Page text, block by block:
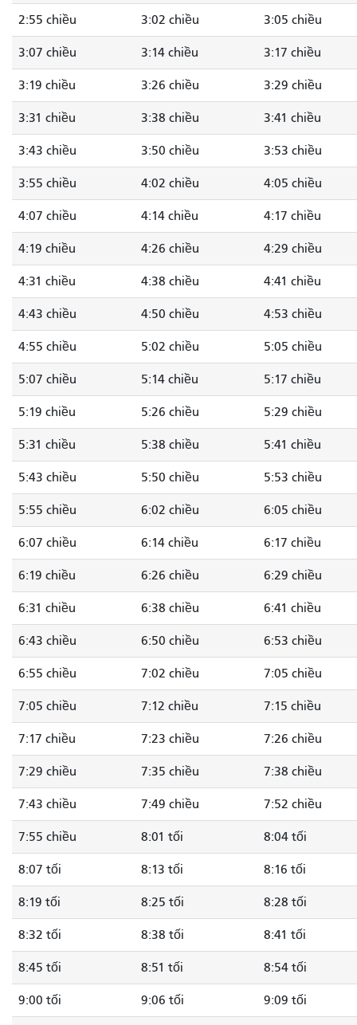
2:55 chiều 3:02 chiều 3:05 chiều
3:07 chiều 3:14 chiều 3:17 chiều
3:19 chiều 3:26 chiều 3:29 chiều
3:31 chiều 3:38 chiều 3:41 chiều
3:43 chiều 3:50 chiều 3:53 chiều
3:55 chiều 4:02 chiều 4:05 chiều
4:07 chiều 4:14 chiều 4:17 chiều
4:19 chiều 4:26 chiều 4:29 chiều
4:31 chiều 4:38 chiều 4:41 chiều
4:43 chiều 4:50 chiều 4:53 chiều
4:55 chiều 5:02 chiều 5:05 chiều
5:07 chiều 5:14 chiều 5:17 chiều
5:19 chiều 5:26 chiều 5:29 chiều
5:31 chiều 5:38 chiều 5:41 chiều
5:43 chiều 5:50 chiều 5:53 chiều
5:55 chiều 6:02 chiều 6:05 chiều
6:07 chiều 6:14 chiều 6:17 chiều
6:19 chiều 6:26 chiều 6:29 chiều
6:31 chiều 6:38 chiều 6:41 chiều
6:43 chiều 6:50 chiều 6:53 chiều
6:55 chiều 7:02 chiều 7:05 chiều
7:05 chiều 7:12 chiều 7:15 chiều
7:17 chiều 7:23 chiều 7:26 chiều
7:29 chiều 7:35 chiều 7:38 chiều
7:43 chiều 7:49 chiều 7:52 chiều
7:55 chiều 8:01 tối 8:04 tối
8:07 tối 8:13 tối 8:16 tối
8:19 tối 8:25 tối 8:28 tối
8:32 tối 8:38 tối 8:41 tối
8:45 tối 8:51 tối 8:54 tối
9:00 tối 9:06 tối 9:09 tối